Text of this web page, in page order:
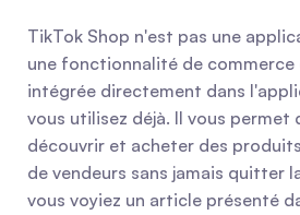
TikTok Shop n'est pas une
une fonctionnalité de
intégrée directement dans
vous utilisez déjà. Il vous permet
découvrir et acheter des
de vendeurs sans jamais quitter
vous voyiez un article présenté